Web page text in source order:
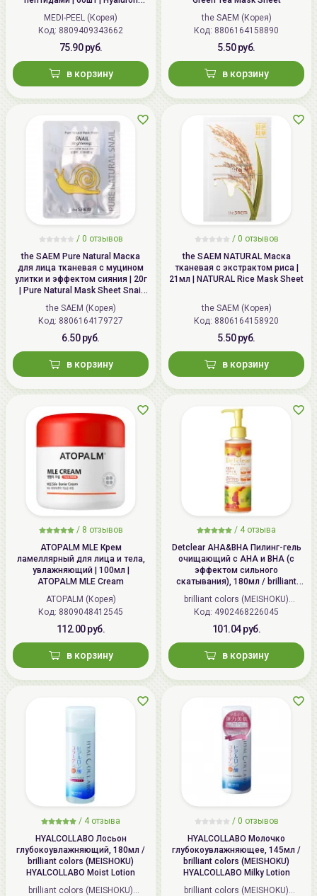
Aqua Peptide 9 Ampoule Eye
Patch
MEDI-PEEL (Корея)
Код: 8809409343662
75.90 руб.
в корзину
the SAEM (Корея)
Код: 8806164158890
5.50 руб.
в корзину
/ 0 отзывов
the SAEM Pure Natural Маска
для лица тканевая с муцином
улитки и эффектом сияния | 20г
| Pure Natural Mask Sheet Snail
Brightening
the SAEM (Корея)
Код: 8806164179727
6.50 руб.
в корзину
/ 0 отзывов
the SAEM NATURAL Маска
тканевая с экстрактом риса |
21мл | NATURAL Rice Mask Sheet
the SAEM (Корея)
Код: 8806164158920
5.50 руб.
в корзину
/ 8 отзывов
ATOPALM MLE Крем
ламеллярный для лица и тела,
увлажняющий | 100мл |
ATOPALM MLE Cream
ATOPALM (Корея)
Код: 8809048412545
112.00 руб.
в корзину
/ 4 отзыва
Detclear AHA&BHA Пилинг-гель
очищающий с AHA и BHA (с
эффектом сильного
скатывания), 180мл / brilliant
colors (MEISHOKU) Detclear
Bright&Peel AHA&BHA Fruits
Peeling Jelly
brilliant colors (MEISHOKU)
(Япония)
Код: 4902468226045
101.04 руб.
в корзину
/ 4 отзыва
HYALCOLLABO Лосьон
глубокоувлажняющий, 180мл /
brilliant colors (MEISHOKU)
HYALCOLLABO Moist Lotion
brilliant colors (MEISHOKU)
/ 0 отзывов
HYALCOLLABO Молочко
глубокоувлажняющее, 145мл /
brilliant colors (MEISHOKU)
HYALCOLLABO Milky Lotion
brilliant colors (MEISHOKU)